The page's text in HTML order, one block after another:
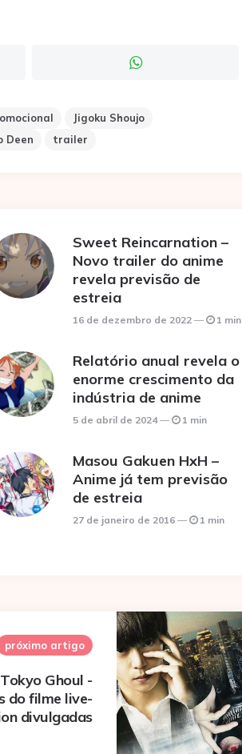
Jigoku Shoujo
Deen trailer
Sweet Reincarnation –
Novo trailer do anime
revela previsão de
estreia
16 de dezembro de 2022 1 min
Relatório anual revela o
enorme crescimento da
indústria de anime
5 de abril de 2024 1 min
Masou Gakuen HxH –
Anime já tem previsão
de estreia
27 de janeiro de 2016 1 min
próximo artigo
Tokyo Ghoul -
do filme live-
divulgadas